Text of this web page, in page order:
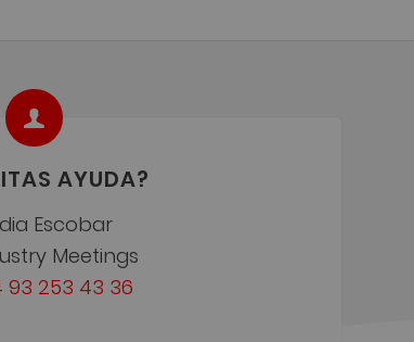
AYUDA?
Escobar
Meetings
93 253 43 36